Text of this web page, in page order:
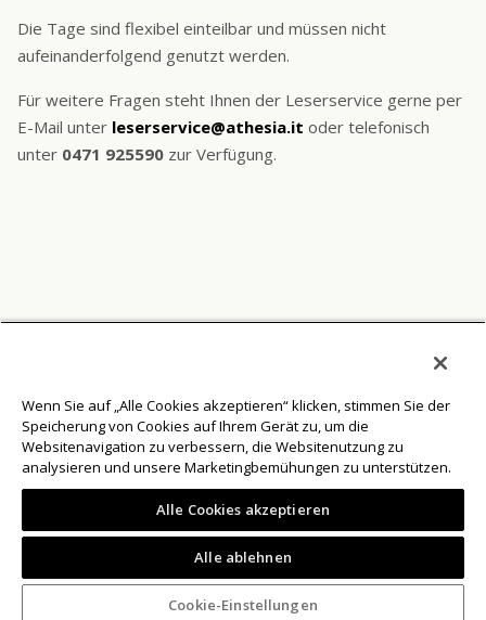
Die Tage sind flexibel einteilbar und müssen nicht
aufeinanderfolgend genutzt werden.
Für weitere Fragen steht Ihnen der Leserservice gerne per
E-Mail unter leserservice@athesia.it oder telefonisch
unter 0471 925590 zur Verfügung.
© 2026 Athesia Druck GmbH MwSt.-Nr: IT00853870210
Impressum
Cookie-Policy
Preisliste
Wenn Sie auf „Alle Cookies akzeptieren“ klicken, stimmen Sie der
Speicherung von Cookies auf Ihrem Gerät zu, um die
Websitenavigation zu verbessern, die Websitenutzung zu
analysieren und unsere Marketingbemühungen zu unterstützen.
Alle Cookies akzeptieren
Alle ablehnen
Cookie-Einstellungen